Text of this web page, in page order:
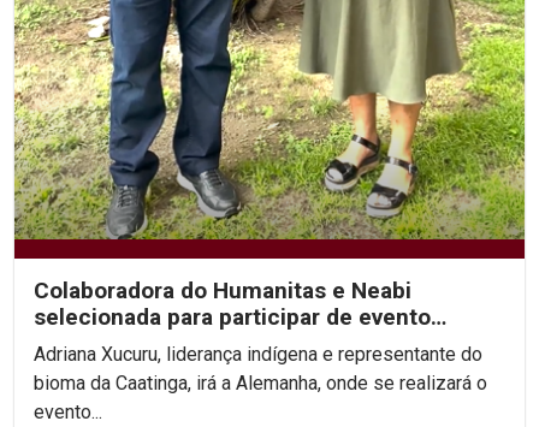
Colaboradora do Humanitas e Neabi
selecionada para participar de evento
internacional...
Adriana Xucuru, liderança indígena e representante do
bioma da Caatinga, irá a Alemanha, onde se realizará o
evento...